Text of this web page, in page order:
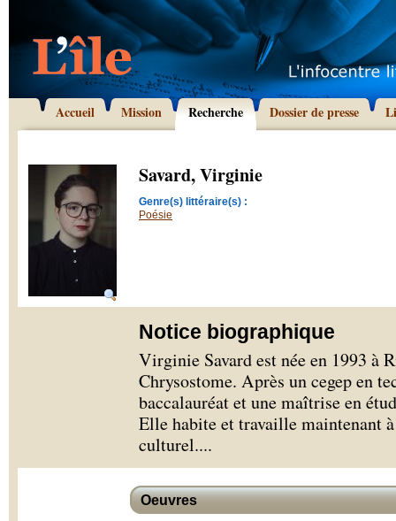
Accueil Mission Recherche Dossier de presse
Savard, Virginie
Genre(s) littéraire(s) :
Poésie
Notice biographique
Virginie Savard est née en 1993 à
Chrysostome. Après un cegep en
baccalauréat et une maîtrise en
Elle habite et travaille maintenant
culturel....
Oeuvres